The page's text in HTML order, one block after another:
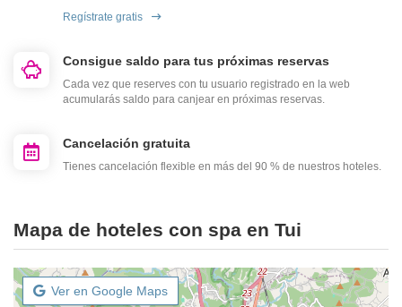
Regístrate gratis
Consigue saldo para tus próximas reservas
Cada vez que reserves con tu usuario registrado en la web
acumularás saldo para canjear en próximas reservas.
Cancelación gratuita
Tienes cancelación flexible en más del 90 % de nuestros hoteles.
Mapa de hoteles con spa en Tui
Ver en Google Maps